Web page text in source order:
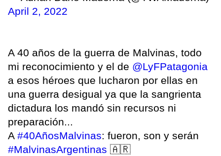
April 2, 2022
A 40 años de la guerra de Malvinas, todo
mi reconocimiento y el de @LyFPatagonia
a esos héroes que lucharon por ellas en
una guerra desigual ya que la sangrienta
dictadura los mandó sin recursos ni
preparación...
A #40AñosMalvinas: fueron, son y serán
#MalvinasArgentinas 🇦🇷